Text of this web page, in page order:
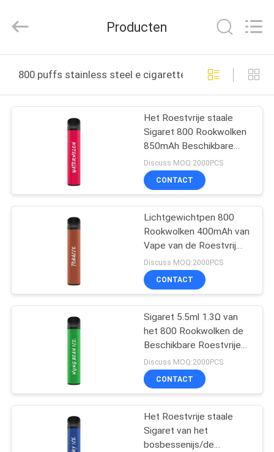
PRODUCTEN
ONGEVEER
ONS
FABRIEKSREIS
KWALITEITSCONTROLE
VERZOEK
SITEMAP
Developed
Producten
800 puffs stainless steel e cigarette online fabricage
Het Roestvrije staale
Sigaret 800 Rookwolken
850mAh Beschikbare
Vape van
watermeloenpc
Discuss MOQ:2000PCS
CONTACT
Lichtgewichtpen 800
Rookwolken 400mAh van
Vape van de Roestvrij
staale Sigaret
Discuss MOQ:2000PCS
CONTACT
Sigaret 5.5ml 1.3Ω van
het 800 Rookwolken de
Beschikbare Roestvrije
staal E
Discuss MOQ:2000PCS
CONTACT
Het Roestvrije staale
Sigaret van het
bosbessenijs/de